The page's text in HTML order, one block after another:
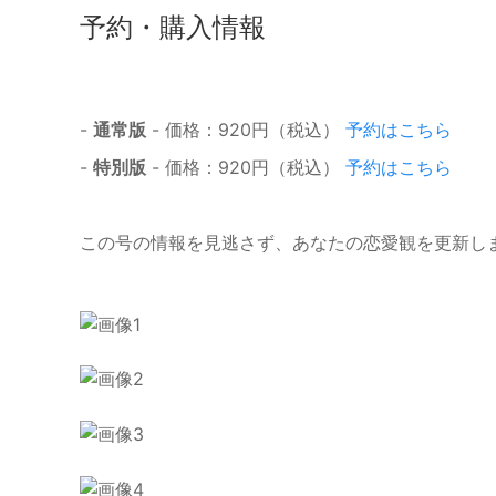
予約・購入情報
- 通常版 - 価格：920円（税込） 予約はこちら
- 特別版 - 価格：920円（税込） 予約はこちら
この号の情報を見逃さず、あなたの恋愛観を更新し